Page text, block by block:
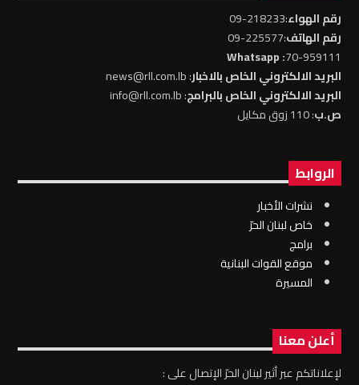
رقم الهواء:218233-09
رقم الهاتف:225577-09
70-959111
: Whatsapp
البريد الالكتروني الخاص بالاخبار: news@rll.com.lb
البريد الالكتروني الخاص بالبرامج: info@rll.com.lb
ص.ب: 110 زوق مكايل
الروابط
نشرات الأخبار
خاص لبنان الحرّ
برامج
موقع القوات البنانية
المسيرة
أعلن معنا
لإعلاناتكم عبر أثير لبنان الحرّ الإتصال على :